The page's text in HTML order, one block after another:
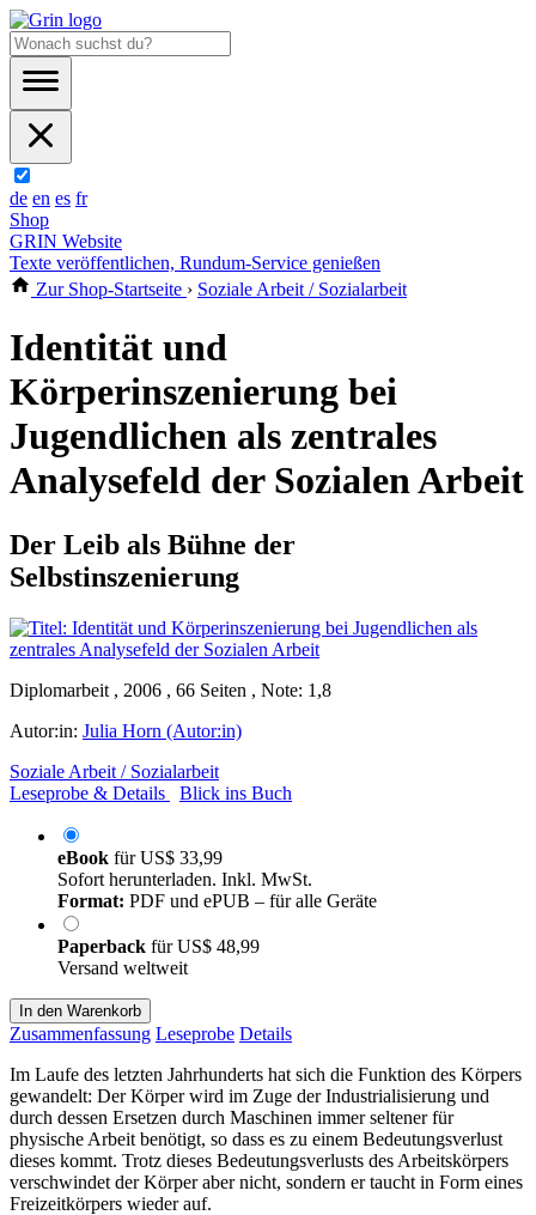
de en es fr
Shop
GRIN Website
Texte veröffentlichen, Rundum-Service genießen
Zur Shop-Startseite › Soziale Arbeit / Sozialarbeit
Identität und
Körperinszenierung bei
Jugendlichen als zentrales
Analysefeld der Sozialen Arbeit
Der Leib als Bühne der
Selbstinszenierung
Diplomarbeit , 2006 , 66 Seiten , Note: 1,8
Autor:in: Julia Horn (Autor:in)
Soziale Arbeit / Sozialarbeit
Leseprobe & Details
Blick ins Buch
eBook fürUS$ 33,99
Sofort herunterladen. Inkl. MwSt.
Format: PDF und ePUB – für alle Geräte
Paperback fürUS$ 48,99
Versand weltweit
In den Warenkorb
Zusammenfassung Leseprobe Details
Im Laufe des letzten Jahrhunderts hat sich die Funktion des Körpers
gewandelt: Der Körper wird im Zuge der Industrialisierung und
durch dessen Ersetzen durch Maschinen immer seltener für
physische Arbeit benötigt, so dass es zu einem Bedeutungsverlust
dieses kommt. Trotz dieses Bedeutungsverlusts des Arbeitskörpers
verschwindet der Körper aber nicht, sondern er taucht in Form eines
Freizeitkörpers wieder auf.